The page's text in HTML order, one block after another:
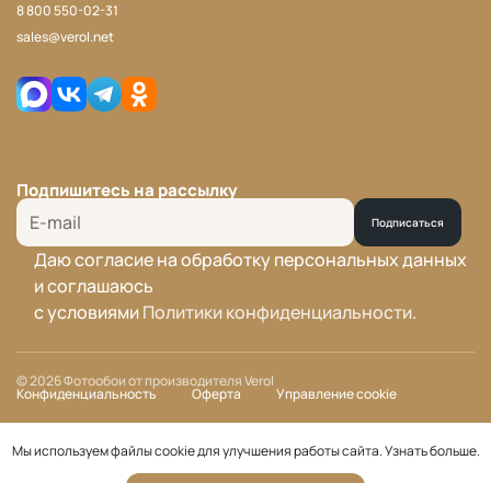
8 800 550-02-31
sales@verol.net
Подпишитесь на рассылку
Подписаться
Даю согласие на обработку персональных данных
и соглашаюсь
с условиямиПолитики конфиденциальности.
© 2026 Фотообои от производителя Verol
Конфиденциальность Оферта Управление cookie
Мы используем файлы cookie для улучшения работы сайта.Узнать больше.